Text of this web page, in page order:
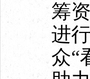
筹
进
众“